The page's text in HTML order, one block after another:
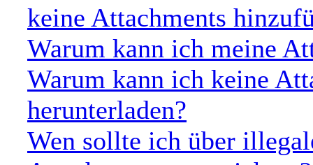
keine Attachments
Warum kann ich meine
Warum kann ich keine
herunterladen?
Wen sollte ich über